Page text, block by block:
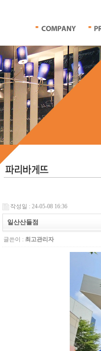
작성일 : 24-05-08 16:36
일산산들점
글쓴이 : 최고관리자